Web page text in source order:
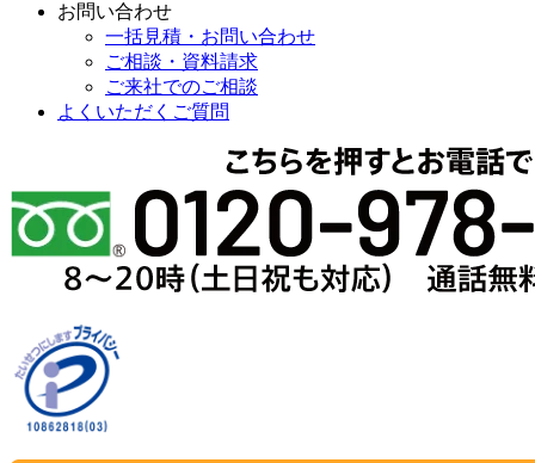
お問い合わせ
一括見積・お問い合わせ
ご相談・資料請求
ご来社でのご相談
よくいただくご質問